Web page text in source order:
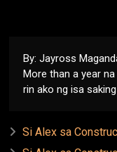
By: Jayross
More than a year
rin ako ng isa
Si Alex sa